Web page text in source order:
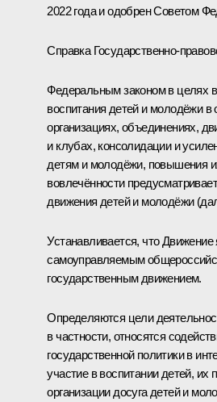
2022 года и одобрен Советом
Справка Государственно-
Федеральным законом в целях
воспитания детей и молодёжи в
организациях, объединениях,
и клубах, консолидации и
детям и молодёжи, повышения
вовлечённости
движения детей и молодёжи
Устанавливается, что
самоуправляемым
государственным движением.
Определяются цели
в частности, относятся
государственной политики в
участие в воспитании детей,
организации досуга детей и